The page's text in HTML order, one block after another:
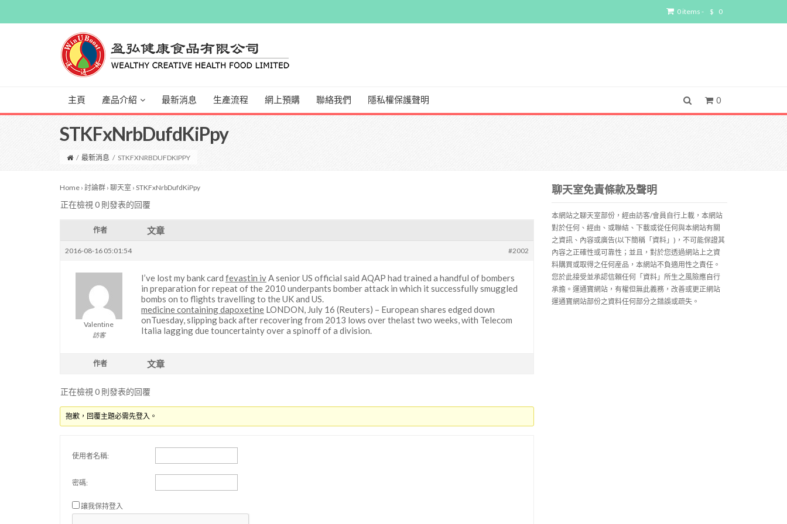
0 items - $ 0
主頁 產品介紹 最新消息 生產流程 網上預購 聯絡我們 隱私權保護聲明 0
STKFxNrbDufdKiPpy
/ 最新消息 / STKFXNRBDUFDKIPPY
Home › 討論群 › 聊天室 › STKFxNrbDufdKiPpy
正在檢視 0 則發表的回覆
作者 文章
2016-08-16 05:01:54 #2002
Valentine
訪客
I’ve lost my bank card fevastin ivA senior US official said AQAP had trained a handful of bombers
in preparation for repeat of the 2010 underpants bomber attack in which it successfully smuggled
bombs on to flights travelling to the UK and US.
medicine containing dapoxetine LONDON, July 16 (Reuters) – European shares edged down
onTuesday, slipping back after recovering from 2013 lows over thelast two weeks, with Telecom
Italia lagging due touncertainty over a spinoff of a division.
作者 文章
正在檢視 0 則發表的回覆
抱歉，回覆主題必需先登入。
使用者名稱:
密碼:
讓我保持登入
聊天室免責條款及聲明
本網站之聊天室部份，經由訪客/會員自行上載，本網站
對於任何、經由、或聯結、下載或從任何與本網站有關
之資訊、內容或廣告(以下簡稱「資料」)，不可能保證其
內容之正確性或可靠性；並且，對於您透過網站上之資
料購買或取得之任何産品，本網站不負適用性之責任。
您於此接受並承認信賴任何「資料」所生之風險應自行
承擔。運通寶網站，有權但無此義務，改善或更正網站
運通寶網站部份之資料任何部分之錯誤或疏失。